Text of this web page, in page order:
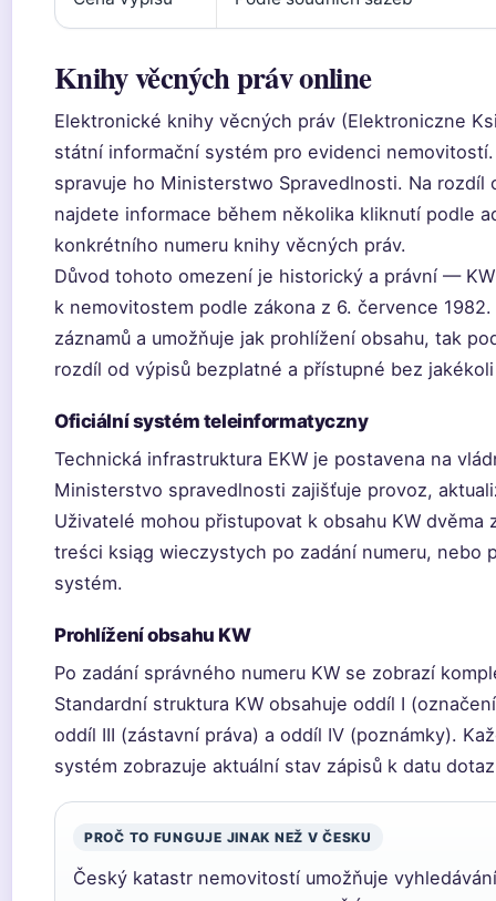
Knihy věcných práv online
Elektronické knihy věcných práv (Elektroniczne
státní informační systém pro evidenci
spravuje ho Ministerstwo Spravedlnosti. Na
najdete informace během několika kliknutí podle
konkrétního numeru knihy věcných práv.
Důvod tohoto omezení je historický a právní —
k nemovitostem podle zákona z 6. července
záznamů a umožňuje jak prohlížení obsahu, tak
rozdíl od výpisů bezplatné a přístupné bez
Oficiální systém teleinformatyczny
Technická infrastruktura EKW je postavena na
Ministerstvo spravedlnosti zajišťuje provoz,
Uživatelé mohou přistupovat k obsahu KW
treści ksiąg wieczystych po zadání numeru, nebo
systém.
Prohlížení obsahu KW
Po zadání správného numeru KW se zobrazí
Standardní struktura KW obsahuje oddíl I
oddíl III (zástavní práva) a oddíl IV (poznámky).
systém zobrazuje aktuální stav zápisů k datu
PROČ TO FUNGUJE JINAK NEŽ V ČESKU
Český katastr nemovitostí umožňuje